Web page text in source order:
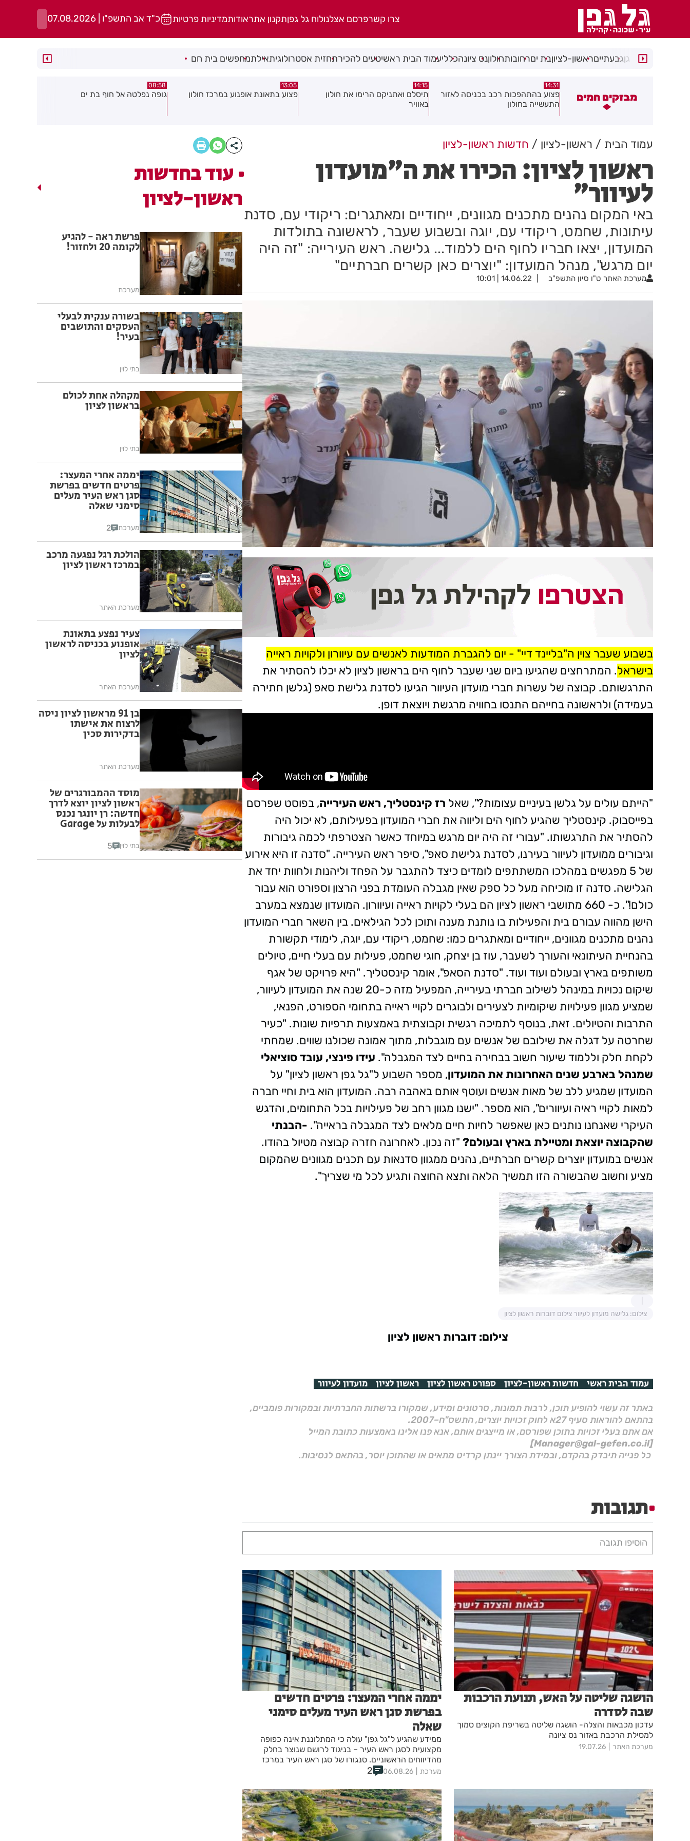
צרו קשרפרסם אצלנולוח גל גפןתקנון אתראודותמדיניות פרטיות כ"ד אב התשפ"ו | 07.08.2026
רמת גןגבעתייםראשון-לציוןבת יםרחובותחולוןנס ציונהכלליעמוד הבית ראשיטעים להכירתחזית אסטרולוגיתאילתמחפשים בית חם
מבזקים חמים
פצוע בהתהפכות רכב בכניסה לאזור
14:15
תיסלם ואתניקס הרימו את חולון
באוויר
13:05
פצוע בתאונת אופנוע במרכז חולון
08:58
גופה נפלטה אל חוף בת ים
08:29
חשד להצתה בשלושה מוקדים ברמת
עמוד הבית ראשון-לציון חדשות ראשון-לציון
ראשון לציון: הכירו את ה"מועדון
לעיוור"
באי המקום נהנים מתכנים מגוונים, ייחודיים ומאתגרים: ריקודי עם, סדנת
עיתונות, שחמט, ריקודי עם, יוגה ובשבוע שעבר, לראשונה בתולדות
המועדון, יצאו חבריו לחוף הים ללמוד... גלישה. ראש העירייה: "זה היה
יום מרגש", מנהל המועדון: "יוצרים כאן קשרים חברתיים"
מערכת האתר ט"ו סיון התשפ"ב 14.06.22 | 10:01
בשבוע שעבר צוין ה"בליינד דיי" - יום להגברת המודעות לאנשים עם עיוורון ולקויות ראייה
בישראל. המתרחצים שהגיעו ביום שני שעבר לחוף הים בראשון לציון לא יכלו להסתיר את
התרגשותם. קבוצה של עשרות חברי מועדון העיוור הגיעו לסדנת גלישת סאפ (גלשן חתירה
בעמידה) ולראשונה בחייהם התנסו בחוויה מרגשת ויוצאת דופן.
"הייתם עולים על גלשן בעיניים עצומות?", שאל רז קינסטליך, ראש העירייה, בפוסט שפרסם
בפייסבוק. קינסטליך שהגיע לחוף הים וליווה את חברי המועדון בפעילותם, לא יכול היה
להסתיר את התרגשותו. "עבורי זה היה יום מרגש במיוחד כאשר הצטרפתי לכמה גיבורות
וגיבורים ממועדון לעיוור בעירנו, לסדנת גלישת סאפ", סיפר ראש העירייה. "סדנה זו היא אירוע
של 5 מפגשים במהלכו המשתתפים לומדים כיצד להתגבר על הפחד וליהנות ולחוות יחד את
הגלישה. סדנה זו מוכיחה מעל כל ספק שאין מגבלה העומדת בפני הרצון וספורט הוא עבור
כולם!". כ- 660 מתושבי ראשון לציון הם בעלי לקויות ראייה ועיוורון. המועדון שנמצא במערב
הישן מהווה עבורם בית והפעילות בו נותנת מענה ותוכן לכל הגילאים. בין השאר חברי המועדון
נהנים מתכנים מגוונים, ייחודיים ומאתגרים כמו: שחמט, ריקודי עם, יוגה, לימודי תקשורת
בהנחיית העיתונאי והעורך לשעבר, עוז בן יצחק, חוגי שחמט, פעילות עם בעלי חיים, טיולים
משותפים בארץ ובעולם ועוד ועוד. "סדנת הסאפ", אומר קינסטליך. "היא פרויקט של אגף
שיקום נכויות במינהל לשילוב חברתי בעירייה, המפעיל מזה כ-20 שנה את המועדון לעיוור,
שמציע מגוון פעילויות שיקומיות לצעירים ולבוגרים לקויי ראייה בתחומי הספורט, הפנאי,
התרבות והטיולים. זאת, בנוסף לתמיכה רגשית וקבוצתית באמצעות תרפיות שונות. "כעיר
שחרטה על דגלה את שילובם של אנשים עם מוגבלות, מתוך אמונה שכולנו שווים. שמחתי
לקחת חלק וללמוד שיעור חשוב בבחירה בחיים לצד המגבלה". עידו פינצי, עובד סוציאלי
שמנהל בארבע שנים האחרונות את המועדון, מספר השבוע ל"גל גפן ראשון לציון" על
המועדון שמגיע ללב של מאות אנשים ועוטף אותם באהבה רבה. המועדון הוא בית וחיי חברה
למאות לקויי ראיה ועיוורים", הוא מספר. "ישנו מגוון רחב של פעילויות בכל התחומים, והדגש
העיקרי שאנחנו נותנים כאן שאפשר לחיות חיים מלאים לצד המגבלה בראייה". -הבנתי
שהקבוצה יוצאת ומטיילת בארץ ובעולם? "זה נכון. לאחרונה חזרה קבוצה מטיול בהודו.
אנשים במועדון יוצרים קשרים חברתיים, נהנים ממגוון סדנאות עם תכנים מגוונים שהמקום
מציע וחשוב שהבשורה הזו תמשיך הלאה ותצא החוצה ותגיע לכל מי שצריך".
צילום: גלישה מועדון לעיוור צילום דוברות ראשון לציון
צילום: דוברות ראשון לציון
עמוד הבית ראשי חדשות ראשון-לציון ספורט ראשון לציון ראשון לציון מועדון לעיוור
באתר זה עשוי להופיע תוכן, לרבות תמונות, סרטונים ומידע, שמקורו ברשתות החברתיות ובמקורות פומביים,
בהתאם להוראות סעיף 27א לחוק זכויות יוצרים, התשס"ח–2007.
אם אתם בעלי זכויות בתוכן שפורסם, או מייצגים אותם, אנא פנו אלינו באמצעות כתובת המייל
[Manager@gal-gefen.co.il]
כל פנייה תיבדק בהקדם, ובמידת הצורך יינתן קרדיט מתאים או שהתוכן יוסר, בהתאם לנסיבות.
תגובות
הוסיפו תגובה
הושגה שליטה על האש, תנועת הרכבות
שבה לסדרה
עדכון מכבאות והצלה- הושגה שליטה בשריפת הקוצים סמוך
למסילת הרכבת באזור נס ציונה
מערכת האתר 19.07.26
יממה אחרי המעצר: פרטים חדשים
בפרשת סגן ראש העיר מעלים סימני
שאלה
ממידע שהגיע ל"גל גפן" עולה כי המתלוננת אינה כפופה
מקצועית לסגן ראש העיר – בניגוד לרושם שנוצר בחלק
מהדיווחים הראשוניים. סנגורו של סגן ראש העיר במרכז
החשוד "הוא נעצר לראשונה בחייו, איש רב פעלים."
מערכת 06.08.26
2
עוד בחדשות
ראשון-לציון
פרשת ראה - להגיע
לקומה 20 ולחזור!
מערכת
בשורה ענקית לבעלי
העסקים והתושבים
בעיר!
בתי לוין
מקהלה אחת לכולם
בראשון לציון
בתי לוין
יממה אחרי המעצר:
פרטים חדשים בפרשת
סגן ראש העיר מעלים
סימני שאלה
מערכת 2
הולכת רגל נפגעה מרכב
במרכז ראשון לציון
מערכת האתר
צעיר נפצע בתאונת
אופנוע בכניסה לראשון
לציון
מערכת האתר
בן 91 מראשון לציון ניסה
לרצוח את אישתו
בדקירות סכין
מערכת האתר
מוסד ההמבורגרים של
ראשון לציון יוצא לדרך
חדשה: רן יונגר נכנס
לבעלות על Garage
בתי לוין 5